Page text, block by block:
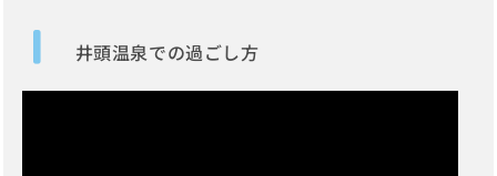
井頭温泉での過ごし方